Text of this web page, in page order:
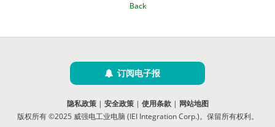
Back
订阅电子报
隐私政策| 安全政策| 使用条款| 网站地图
版权所有 ©2025 威强电工业电脑 (IEI Integration Corp.)。保留所有权利。